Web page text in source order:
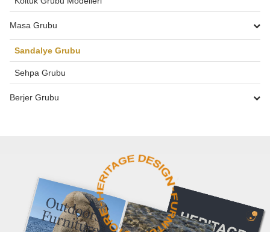
Masa Grubu
Sandalye Grubu
Sehpa Grubu
Berjer Grubu